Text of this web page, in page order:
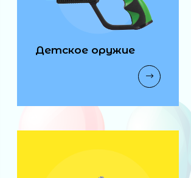
Детское оружие